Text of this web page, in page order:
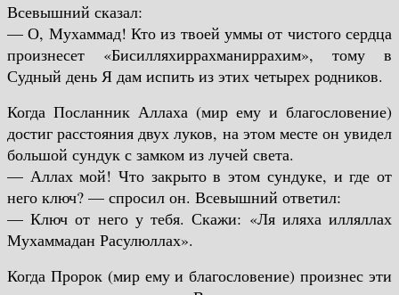
Всевышний сказал:
— О, Мухаммад! Кто из твоей уммы от чистого сердца
произнесет «Бисилляхиррахманиррахим», тому в
Судный день Я дам испить из этих четырех родников.
Когда Посланник Аллаха (мир ему и благословение)
достиг расстояния двух луков, на этом месте он увидел
большой сундук с замком из лучей света.
— Аллах мой! Что закрыто в этом сундуке, и где от
него ключ? — спросил он. Всевышний ответил:
— Ключ от него у тебя. Скажи: «Ля иляха илляллах
Мухаммадан Расулюллах».
Когда Пророк (мир ему и благословение) произнес эти